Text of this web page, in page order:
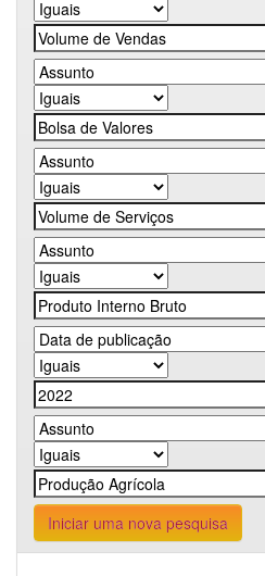
Iniciar uma nova pesquisa